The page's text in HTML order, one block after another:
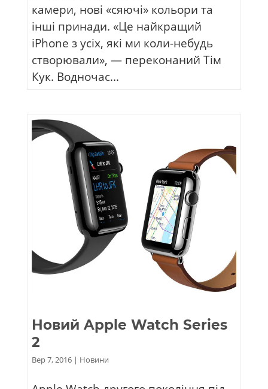
камери, нові «сяючі» кольори та
інші принади. «Це найкращий
iPhone з усіх, які ми коли-небудь
створювали», — переконаний Тім
Кук. Водночас...
Новий Apple Watch Series
2
Вер 7, 2016| Новини